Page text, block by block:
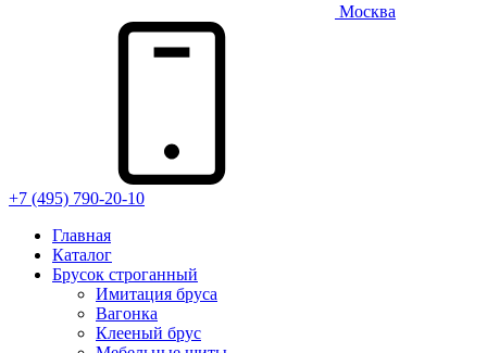
Москва
+7 (495) 790-20-10
Главная
Каталог
Брусок строганный
Имитация бруса
Вагонка
Клееный брус